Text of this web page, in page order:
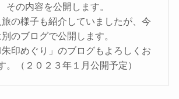
その内容を公開します。
の様子も紹介していましたが、今
のブログで公開します。
朱印めぐり」のブログもよろしくお
。（２０２３年１月公開予定）